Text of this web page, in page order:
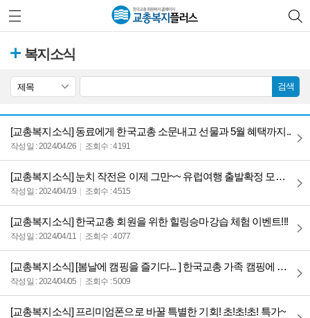
복지소식
제목 검색
[교총복지소식] 동료에게 한국교총 소문내고 선물과 5월 혜택까지..
작성일 : 2024/04/26 조회수 : 4191
[교총복지소식] 눈치 작전은 이제 그만~~ 유럽여행 출발확정 모음 ZIP!!!
작성일 : 2024/04/19 조회수 : 4515
[교총복지소식] 한국교총 회원을 위한 힐링승마강습 체험 이벤트!!!
작성일 : 2024/04/11 조회수 : 4077
[교총복지소식] [봄날에 캠핑을 즐기다... ] 한국교총 가족 캠핑에 초대합니다.
작성일 : 2024/04/05 조회수 : 5009
[교총복지소식] 프리미엄폰으로 바꿀 특별한 기회! 초!초!초! 특가~